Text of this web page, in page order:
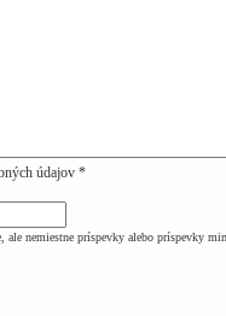
údajov *
ale nemiestne príspevky alebo príspevky